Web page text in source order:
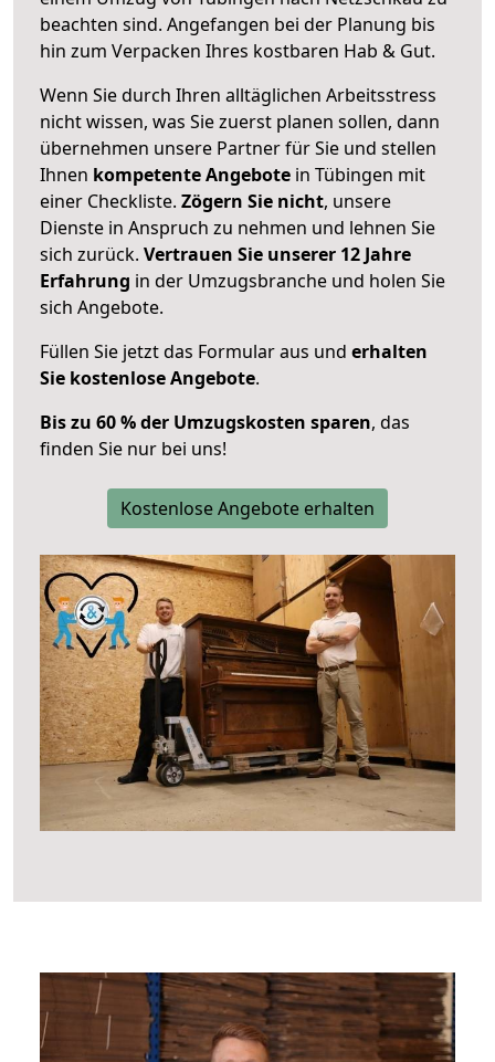
beachten sind. Angefangen bei der Planung bis
hin zum Verpacken Ihres kostbaren Hab & Gut.
Wenn Sie durch Ihren alltäglichen Arbeitsstress
nicht wissen, was Sie zuerst planen sollen, dann
übernehmen unsere Partner für Sie und stellen
Ihnen kompetente Angebote in Tübingen mit
einer Checkliste. Zögern Sie nicht, unsere
Dienste in Anspruch zu nehmen und lehnen Sie
sich zurück. Vertrauen Sie unserer 12 Jahre
Erfahrung in der Umzugsbranche und holen Sie
sich Angebote.
Füllen Sie jetzt das Formular aus und erhalten
Sie kostenlose Angebote.
Bis zu 60 % der Umzugskosten sparen, das
finden Sie nur bei uns!
Kostenlose Angebote erhalten